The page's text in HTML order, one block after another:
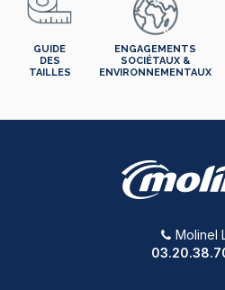
GUIDE
DES
TAILLES
ENGAGEMENTS
SOCIÉTAUX &
ENVIRONNEMENTAUX
Molinel